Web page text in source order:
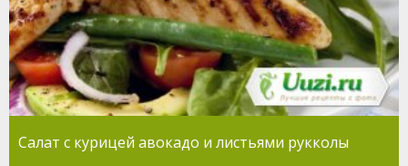
Салат с курицей авокадо и листьями рукколы